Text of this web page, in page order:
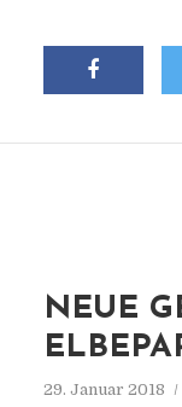
NEUE
29. Januar 2018